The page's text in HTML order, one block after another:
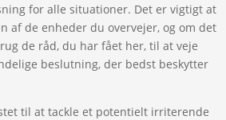
for alle situationer. Det er vigtigt at
af de enheder du overvejer, og om det
de råd, du har fået her, til at veje
beslutning, der bedst beskytter
til at tackle et potentielt irriterende